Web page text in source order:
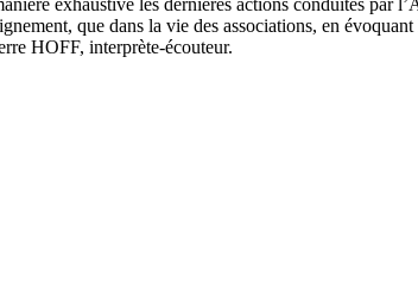
que dans la vie des associations, en
HOFF, interprète-écouteur.